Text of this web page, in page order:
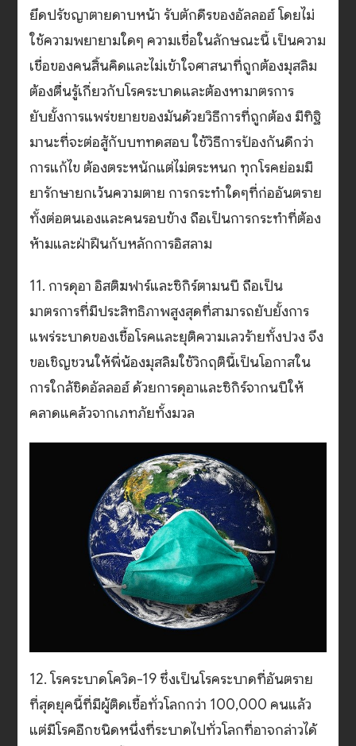
ยึดปรัชญาตายดาบหน้า รับตักดีรของอัลลอฮ์ โดยไม่
ใช้ความพยายามใดๆ ความเชื่อในลักษณะนี้ เป็นความ
เชื่อของคนสิ้นคิดและไม่เข้าใจศาสนาที่ถูกต้องมุสลิม
ต้องตื่นรู้เกี่ยวกับโรคระบาดและต้องหามาตรการ
ยับยั้งการแพร่ขยายของมันด้วยวิธีการที่ถูกต้อง มีทิฐิ
มานะที่จะต่อสู้กับบททดสอบ ใช้วิธีการป้องกันดีกว่า
การแก้ไข ต้องตระหนักแต่ไม่ตระหนก ทุกโรคย่อมมี
ยารักษายกเว้นความตาย การกระทำใดๆที่ก่ออันตราย
ทั้งต่อตนเองและคนรอบข้าง ถือเป็นการกระทำที่ต้อง
ห้ามและฝ่าฝืนกับหลักการอิสลาม
11. การดุอา อิสติฆฟาร์และซิกิร์ตามนบี ถือเป็น
มาตรการที่มีประสิทธิภาพสูงสุดที่สามารถยับยั้งการ
แพร่ระบาดของเชื้อโรคและยุติความเลวร้ายทั้งปวง จึง
ขอเชิญชวนให้พี่น้องมุสลิมใช้วิกฤตินี้เป็นโอกาสใน
การใกล้ชิดอัลลอฮ์ ด้วยการดุอาและซิกิร์จากนบีให้
คลาดแคล้วจากเภทภัยทั้งมวล
12. โรคระบาดโควิด-19 ซึ่งเป็นโรคระบาดที่อันตราย
ที่สุดยุคนี้ที่มีผู้ติดเชื้อทั่วโลกกว่า 100,000 คนแล้ว
แต่มีโรคอีกชนิดหนึ่งที่ระบาดไปทั่วโลกที่อาจกล่าวได้